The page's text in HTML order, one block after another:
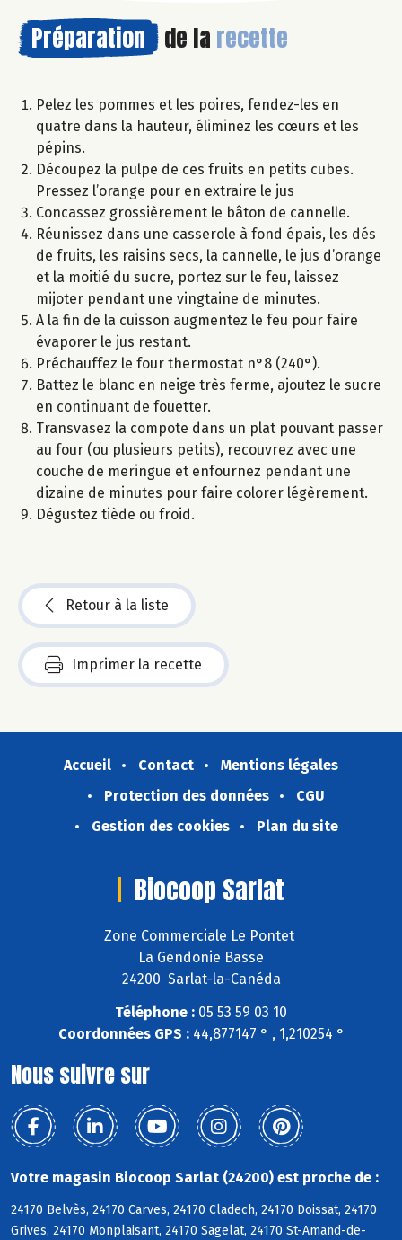
Préparation de la recette
Pelez les pommes et les poires, fendez-les en
quatre dans la hauteur, éliminez les cœurs et les
pépins.
Découpez la pulpe de ces fruits en petits cubes.
Pressez l’orange pour en extraire le jus
Concassez grossièrement le bâton de cannelle.
Réunissez dans une casserole à fond épais, les dés
de fruits, les raisins secs, la cannelle, le jus d’orange
et la moitié du sucre, portez sur le feu, laissez
mijoter pendant une vingtaine de minutes.
A la fin de la cuisson augmentez le feu pour faire
évaporer le jus restant.
Préchauffez le four thermostat n°8 (240°).
Battez le blanc en neige très ferme, ajoutez le sucre
en continuant de fouetter.
Transvasez la compote dans un plat pouvant passer
au four (ou plusieurs petits), recouvrez avec une
couche de meringue et enfournez pendant une
dizaine de minutes pour faire colorer légèrement.
Dégustez tiède ou froid.
Retour à la liste
Imprimer la recette
Accueil Contact
Mentions légales
Protection des données
CGU
Gestion des cookies
Plan du site
Biocoop Sarlat
Zone Commerciale Le Pontet
La Gendonie Basse
24200 Sarlat-la-Canéda
Téléphone : 05 53 59 03 10
Coordonnées GPS :44,877147 ° , 1,210254 °
Nous suivre sur
Votre magasin Biocoop Sarlat (24200) est proche de :
24170 Belvès, 24170 Carves, 24170 Cladech, 24170 Doissat, 24170
Grives, 24170 Monplaisant, 24170 Sagelat, 24170 St-Amand-de-